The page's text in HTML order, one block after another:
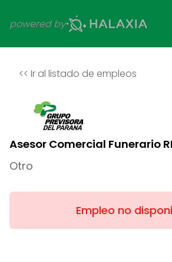
powered by
<< Ir al listado de empleos
Asesor Comercial Funerario
Otro
Empleo no